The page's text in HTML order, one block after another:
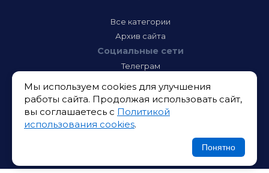
Все категории
Архив сайта
Социальные сети
Телеграм
Инстаграм
Тик-Ток
Одноклассники
ВК
Мы используем cookies для улучшения
работы сайта. Продолжая использовать сайт,
вы соглашаетесь с Политикой
использования cookies.
Понятно